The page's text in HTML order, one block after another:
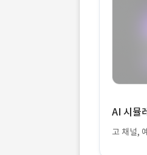
AI 시뮬
고 채널,